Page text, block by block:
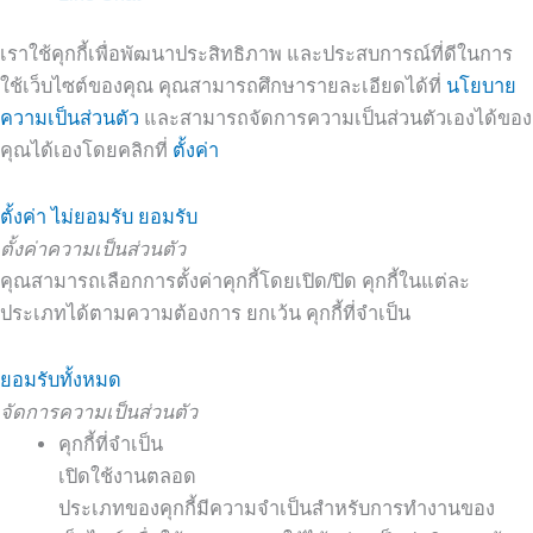
เราใช้คุกกี้เพื่อพัฒนาประสิทธิภาพ และประสบการณ์ที่ดีในการ
ใช้เว็บไซต์ของคุณ คุณสามารถศึกษารายละเอียดได้ที่ นโยบาย
ความเป็นส่วนตัว และสามารถจัดการความเป็นส่วนตัวเองได้ของ
คุณได้เองโดยคลิกที่ ตั้งค่า
ตั้งค่า ไม่ยอมรับ ยอมรับ
ตั้งค่าความเป็นส่วนตัว
คุณสามารถเลือกการตั้งค่าคุกกี้โดยเปิด/ปิด คุกกี้ในแต่ละ
ประเภทได้ตามความต้องการ ยกเว้น คุกกี้ที่จำเป็น
ยอมรับทั้งหมด
จัดการความเป็นส่วนตัว
คุกกี้ที่จำเป็น
เปิดใช้งานตลอด
ประเภทของคุกกี้มีความจำเป็นสำหรับการทำงานของ